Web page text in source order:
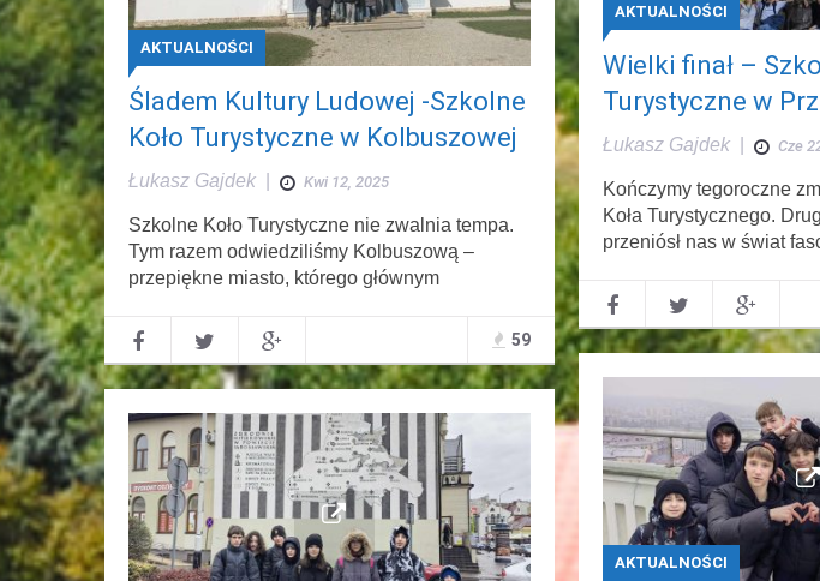
AKTUALNOŚCI
Wielki finał –
Turystyczne w
Łukasz Gajdek Cze
Kończymy tegoroczne
Koła Turystycznego.
przeniósł nas w świat
AKTUALNOŚCI
Śladem Kultury Ludowej -Szkolne
Koło Turystyczne w Kolbuszowej
Łukasz Gajdek Kwi 12, 2025
Szkolne Koło Turystyczne nie zwalnia tempa.
Tym razem odwiedziliśmy Kolbuszową –
przepiękne miasto, którego głównym
59
AKTUALNOŚCI